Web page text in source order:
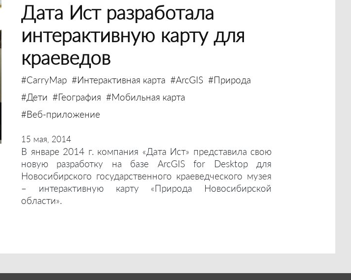
Дата Ист разработала
интерактивную карту для
краеведов
#CarryMap #Интерактивная карта #ArcGIS #Природа
#Дети #География #Мобильная карта
#Веб-приложение
15 мая, 2014
В январе 2014 г. компания «Дата Ист» представила свою
новую разработку на базе ArcGIS for Desktop для
Новосибирского государственного краеведческого музея
– интерактивную карту «Природа Новосибирской
области».